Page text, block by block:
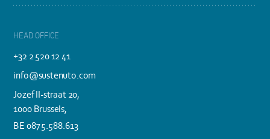
HEAD OFFICE
+32 2 520 12 41
info@sustenuto.com
Jozef II-straat 20,
1000 Brussels,
BE 0875.588.613